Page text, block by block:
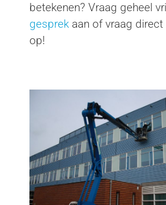
betekenen? Vraag geheel
gesprek aan of vraag direct
op!